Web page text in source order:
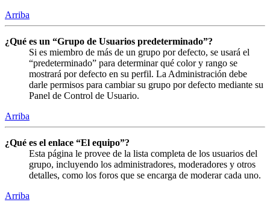
Arriba
¿Qué es un “Grupo de Usuarios predeterminado”?
Si es miembro de más de un grupo por defecto, se usará el
“predeterminado” para determinar qué color y rango se
mostrará por defecto en su perfil. La Administración debe
darle permisos para cambiar su grupo por defecto mediante su
Panel de Control de Usuario.
Arriba
¿Qué es el enlace “El equipo”?
Esta página le provee de la lista completa de los usuarios del
grupo, incluyendo los administradores, moderadores y otros
detalles, como los foros que se encarga de moderar cada uno.
Arriba